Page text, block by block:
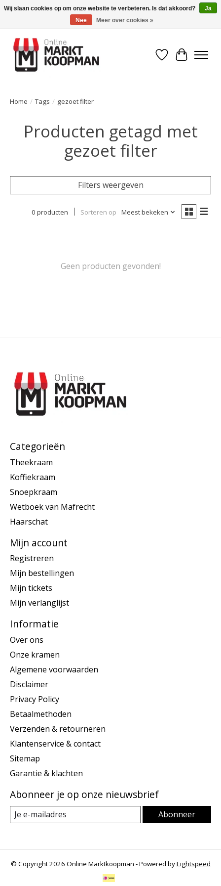
Voor 15:00 besteld, morgen in huis!
Verlanglijst
Home / Tags / gezoet filter
Producten getagd met
gezoet filter
Filters weergeven
0 producten Sorteren op Meest bekeken
Geen producten gevonden!
Categorieën
Theekraam
Koffiekraam
Snoepkraam
Wetboek van Mafrecht
Haarschat
Mijn account
Registreren
Mijn bestellingen
Mijn tickets
Mijn verlanglijst
Informatie
Over ons
Onze kramen
Algemene voorwaarden
Disclaimer
Privacy Policy
Betaalmethoden
Verzenden & retourneren
Klantenservice & contact
Sitemap
Garantie & klachten
Abonneer je op onze nieuwsbrief
Abonneer
© Copyright 2026 Online Marktkoopman - Powered byLightspeed
Wij slaan cookies op om onze website te verbeteren. Is dat akkoord?
Ja
Nee
Meer over cookies »